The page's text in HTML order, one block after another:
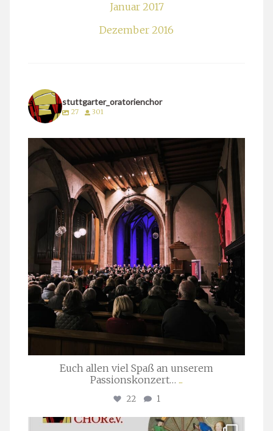
Januar 2017
Dezember 2016
stuttgarter_oratorienchor
27 301
stuttgarter_oratorienchor
März 24
Euch allen viel Spaß an unserem
Passionskonzert… ...
22 1
stuttgarter_oratorienchor